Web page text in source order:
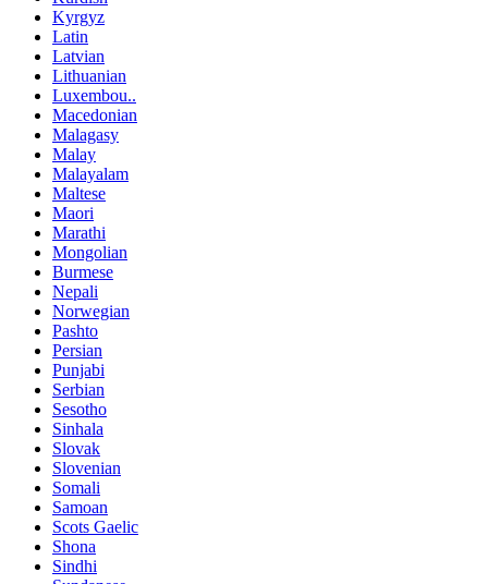
Kyrgyz
Latin
Latvian
Lithuanian
Luxembou..
Macedonian
Malagasy
Malay
Malayalam
Maltese
Maori
Marathi
Mongolian
Burmese
Nepali
Norwegian
Pashto
Persian
Punjabi
Serbian
Sesotho
Sinhala
Slovak
Slovenian
Somali
Samoan
Scots Gaelic
Shona
Sindhi